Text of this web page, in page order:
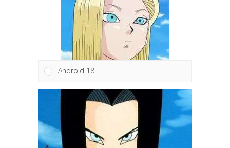
Android 18